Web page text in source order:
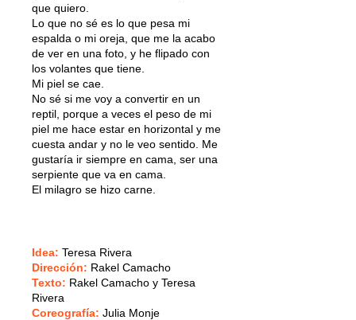
que quiero.
Lo que no sé es lo que pesa mi
espalda o mi oreja, que me la acabo
de ver en una foto, y he flipado con
los volantes que tiene.
Mi piel se cae.
No sé si me voy a convertir en un
reptil, porque a veces el peso de mi
piel me hace estar en horizontal y me
cuesta andar y no le veo sentido. Me
gustaría ir siempre en cama, ser una
serpiente que va en cama.
El milagro se hizo carne.
Idea: Teresa Rivera
Dirección: Rakel Camacho
Texto: Rakel Camacho y Teresa
Rivera
Coreografía: Julia Monje